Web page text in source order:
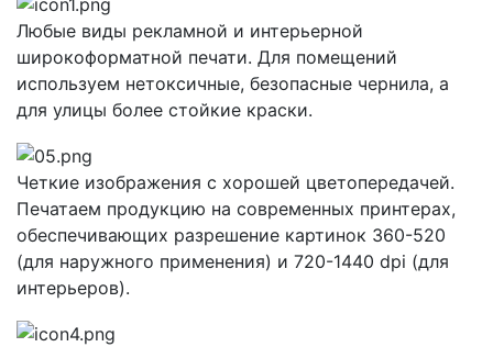
Любые виды рекламной и интерьерной
широкоформатной печати. Для помещений
используем нетоксичные, безопасные чернила, а
для улицы более стойкие краски.
Четкие изображения с хорошей цветопередачей.
Печатаем продукцию на современных принтерах,
обеспечивающих разрешение картинок 360-520
(для наружного применения) и 720-1440 dpi (для
интерьеров).